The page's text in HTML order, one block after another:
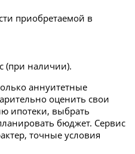
приобретаемой в
(при наличии).
аннуитетные
оценить свои
ипотеки, выбрать
бюджет. Сервис
точные условия